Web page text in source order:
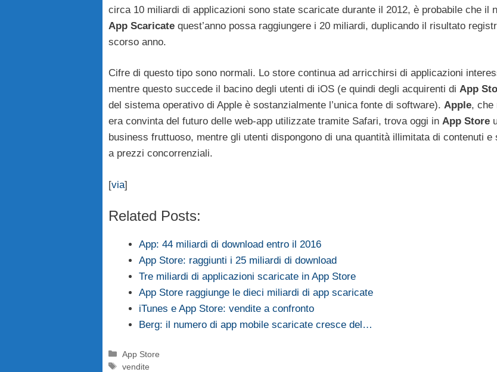
circa 10 miliardi di applicazioni sono state scaricate durante il 2012, è probabile che il
App Scaricate quest’anno possa raggiungere i 20 miliardi, duplicando il risultato
scorso anno.
Cifre di questo tipo sono normali. Lo store continua ad arricchirsi di applicazioni
mentre questo succede il bacino degli utenti di iOS (e quindi degli acquirenti di App
del sistema operativo di Apple è sostanzialmente l’unica fonte di software). Apple, che
era convinta del futuro delle web-app utilizzate tramite Safari, trova oggi in App Store
business fruttuoso, mentre gli utenti dispongono di una quantità illimitata di contenuti e
a prezzi concorrenziali.
[via]
Related Posts:
App: 44 miliardi di download entro il 2016
App Store: raggiunti i 25 miliardi di download
Tre miliardi di applicazioni scaricate in App Store
App Store raggiunge le dieci miliardi di app scaricate
iTunes e App Store: vendite a confronto
Berg: il numero di app mobile scaricate cresce del…
Categorie
App Store
Tag
vendite